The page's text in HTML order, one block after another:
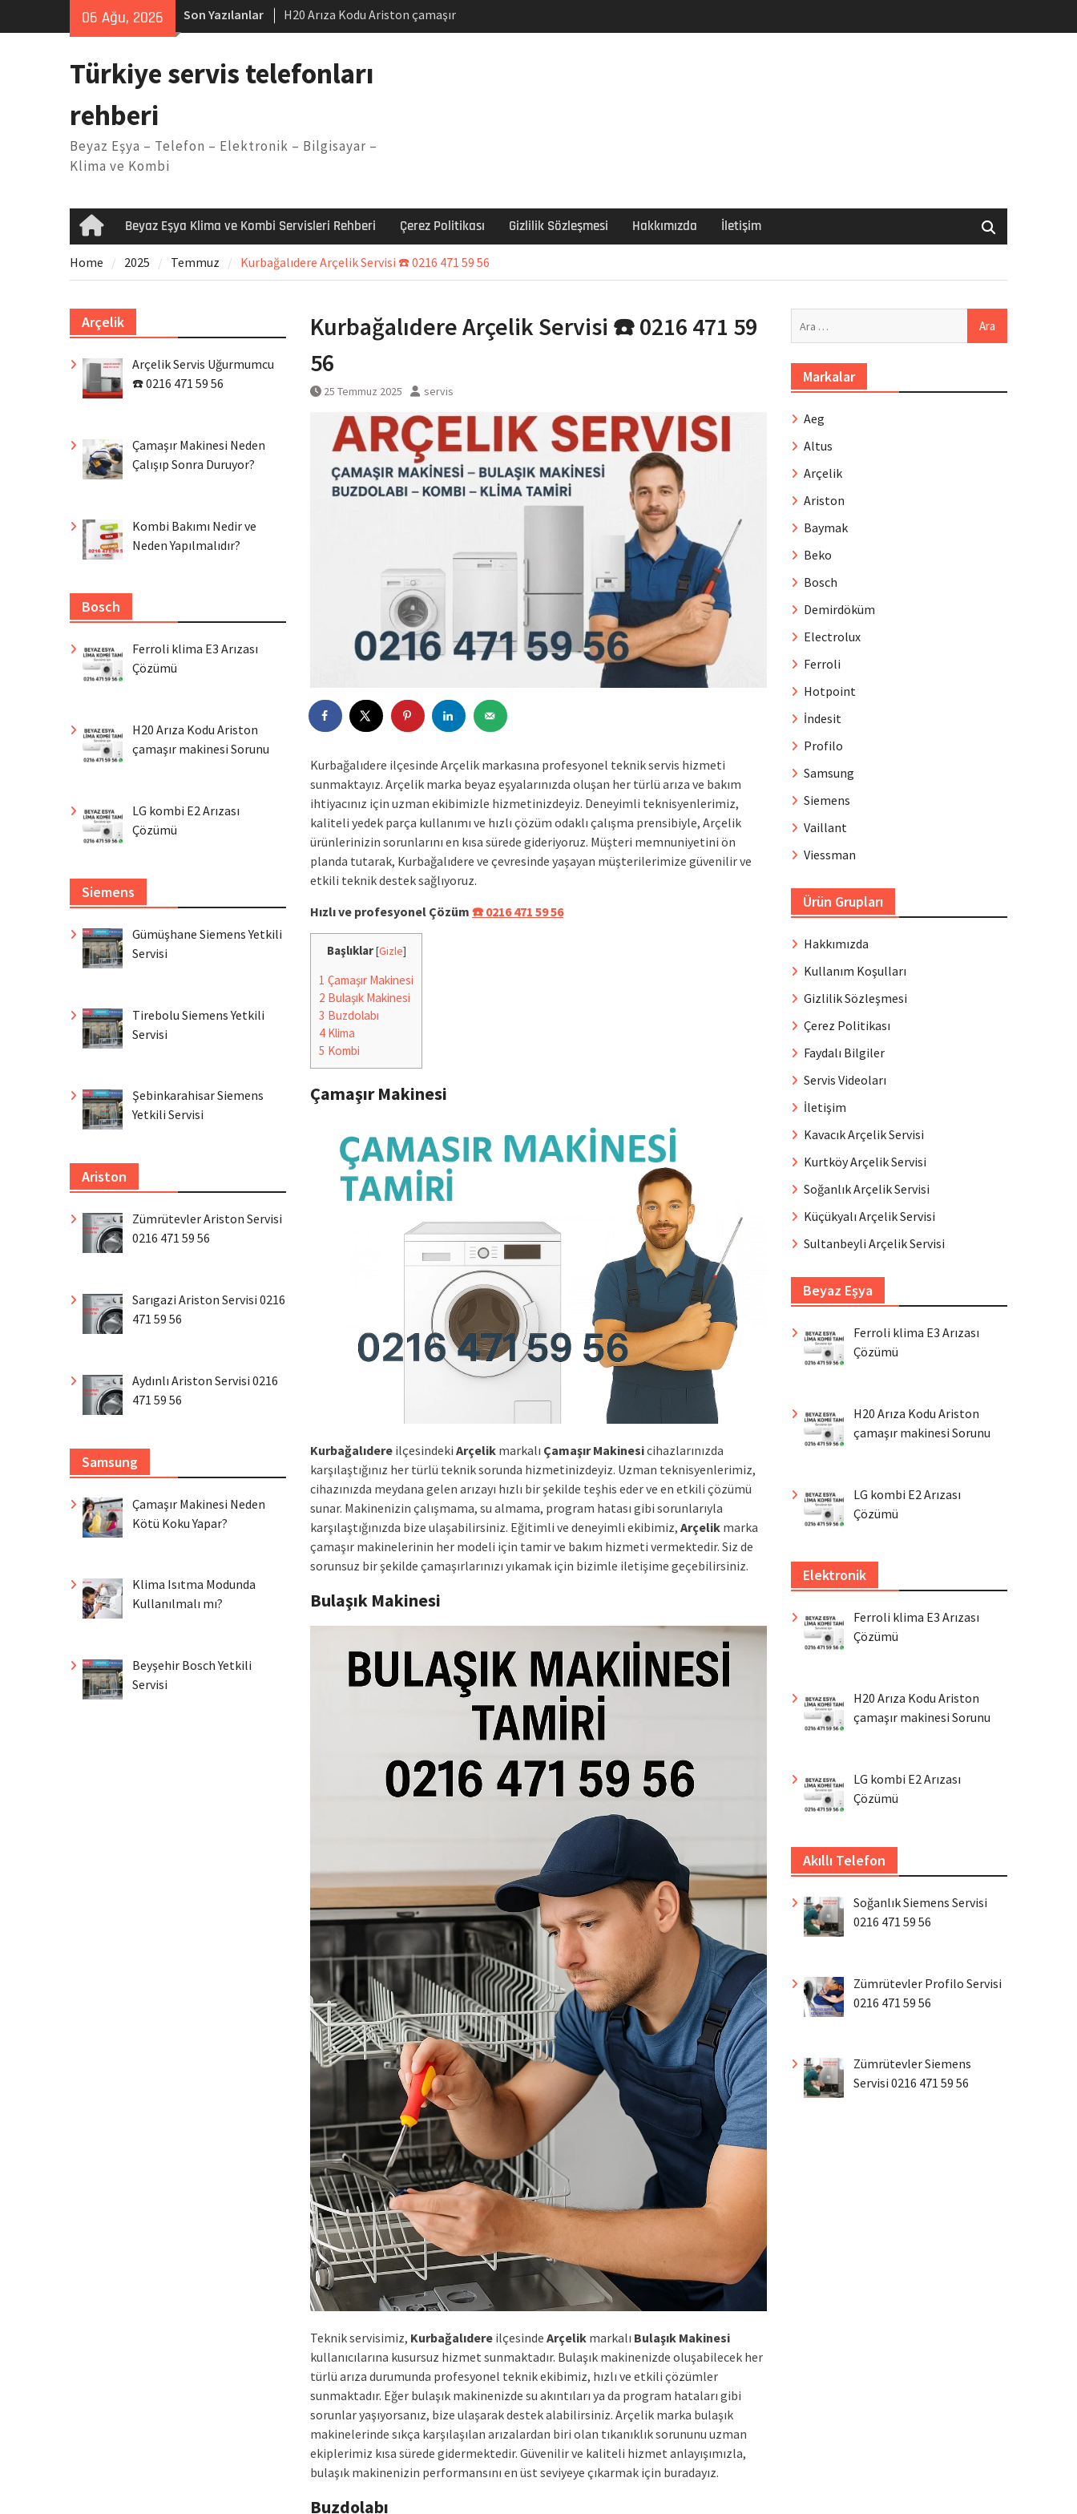
06 Ağu, 2026 Son Yazılanlar
H20 Arıza Kodu Ariston çamaşır
makinesi Sorunu
Arçelik buzdolabı F5 Hatası Çözüm
Ferroli klima E3 Arızası Çözümü
Türkiye servis telefonları
rehberi
Beyaz Eşya – Telefon – Elektronik – Bilgisayar –
Klima ve Kombi
HomeBeyaz Eşya Klima ve Kombi Servisleri Rehberi Çerez Politikası Gizlilik Sözleşmesi Hakkımızda İletişim
Home 2025 Temmuz Kurbağalıdere Arçelik Servisi ☎️ 0216 471 59 56
Kurbağalıdere Arçelik Servisi ☎️ 0216 471 59
56
25 Temmuz 2025 servis
Kurbağalıdere ilçesinde Arçelik markasına profesyonel teknik servis hizmeti
sunmaktayız. Arçelik marka beyaz eşyalarınızda oluşan her türlü arıza ve bakım
ihtiyacınız için uzman ekibimizle hizmetinizdeyiz. Deneyimli teknisyenlerimiz,
kaliteli yedek parça kullanımı ve hızlı çözüm odaklı çalışma prensibiyle, Arçelik
ürünlerinizin sorunlarını en kısa sürede gideriyoruz. Müşteri memnuniyetini ön
planda tutarak, Kurbağalıdere ve çevresinde yaşayan müşterilerimize güvenilir ve
etkili teknik destek sağlıyoruz.
Hızlı ve profesyonel Çözüm ☎️ 0216 471 59 56
Başlıklar [Gizle]
1 Çamaşır Makinesi
2 Bulaşık Makinesi
3 Buzdolabı
4 Klima
5 Kombi
Çamaşır Makinesi
Kurbağalıdere ilçesindeki Arçelik markalı Çamaşır Makinesicihazlarınızda
karşılaştığınız her türlü teknik sorunda hizmetinizdeyiz. Uzman teknisyenlerimiz,
cihazınızda meydana gelen arızayı hızlı bir şekilde teşhis eder ve en etkili çözümü
sunar. Makinenizin çalışmama, su almama, program hatası gibi sorunlarıyla
karşılaştığınızda bize ulaşabilirsiniz. Eğitimli ve deneyimli ekibimiz, Arçelik marka
çamaşır makinelerinin her modeli için tamir ve bakım hizmeti vermektedir. Siz de
sorunsuz bir şekilde çamaşırlarınızı yıkamak için bizimle iletişime geçebilirsiniz.
Bulaşık Makinesi
Teknik servisimiz, Kurbağalıdere ilçesinde Arçelik markalı Bulaşık Makinesi
kullanıcılarına kusursuz hizmet sunmaktadır. Bulaşık makinenizde oluşabilecek her
türlü arıza durumunda profesyonel teknik ekibimiz, hızlı ve etkili çözümler
sunmaktadır. Eğer bulaşık makinenizde su akıntıları ya da program hataları gibi
sorunlar yaşıyorsanız, bize ulaşarak destek alabilirsiniz. Arçelik marka bulaşık
makinelerinde sıkça karşılaşılan arızalardan biri olan tıkanıklık sorununu uzman
ekiplerimiz kısa sürede gidermektedir. Güvenilir ve kaliteli hizmet anlayışımızla,
bulaşık makinenizin performansını en üst seviyeye çıkarmak için buradayız.
Buzdolabı
Markalar
Aeg
Altus
Arçelik
Ariston
Baymak
Beko
Bosch
Demirdöküm
Electrolux
Ferroli
Hotpoint
İndesit
Profilo
Samsung
Siemens
Vaillant
Viessman
Ürün Grupları
Hakkımızda
Kullanım Koşulları
Gizlilik Sözleşmesi
Çerez Politikası
Faydalı Bilgiler
Servis Videoları
İletişim
Kavacık Arçelik Servisi
Kurtköy Arçelik Servisi
Soğanlık Arçelik Servisi
Küçükyalı Arçelik Servisi
Sultanbeyli Arçelik Servisi
Beyaz Eşya
Ferroli klima E3 Arızası
Çözümü
H20 Arıza Kodu Ariston
çamaşır makinesi Sorunu
LG kombi E2 Arızası
Çözümü
Elektronik
Ferroli klima E3 Arızası
Çözümü
H20 Arıza Kodu Ariston
çamaşır makinesi Sorunu
LG kombi E2 Arızası
Çözümü
Akıllı Telefon
Soğanlık Siemens Servisi
0216 471 59 56
Zümrütevler Profilo Servisi
0216 471 59 56
Zümrütevler Siemens
Servisi 0216 471 59 56
Arçelik
Arçelik Servis Uğurmumcu
☎️ 0216 471 59 56
Çamaşır Makinesi Neden
Çalışıp Sonra Duruyor?
Kombi Bakımı Nedir ve
Neden Yapılmalıdır?
Bosch
Ferroli klima E3 Arızası
Çözümü
H20 Arıza Kodu Ariston
çamaşır makinesi Sorunu
LG kombi E2 Arızası
Çözümü
Siemens
Gümüşhane Siemens Yetkili
Servisi
Tirebolu Siemens Yetkili
Servisi
Şebinkarahisar Siemens
Yetkili Servisi
Ariston
Zümrütevler Ariston Servisi
0216 471 59 56
Sarıgazi Ariston Servisi 0216
471 59 56
Aydınlı Ariston Servisi 0216
471 59 56
Samsung
Çamaşır Makinesi Neden
Kötü Koku Yapar?
Klima Isıtma Modunda
Kullanılmalı mı?
Beyşehir Bosch Yetkili
Servisi